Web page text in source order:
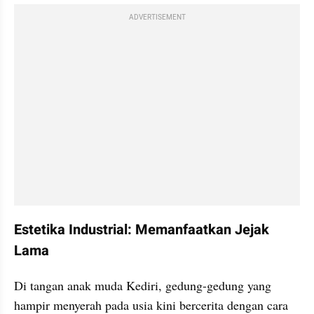
ADVERTISEMENT
​Estetika Industrial: Memanfaatkan Jejak
Lama
​Di tangan anak muda Kediri, gedung-gedung yang
hampir menyerah pada usia kini bercerita dengan cara